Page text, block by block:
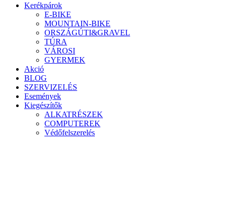
Kerékpárok
E-BIKE
MOUNTAIN-BIKE
ORSZÁGÚTI&GRAVEL
TÚRA
VÁROSI
GYERMEK
Akció
BLOG
SZERVIZELÉS
Események
Kiegészítők
ALKATRÉSZEK
COMPUTEREK
Védőfelszerelés